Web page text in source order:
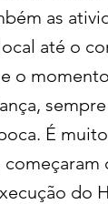
as
até o
o
É
do